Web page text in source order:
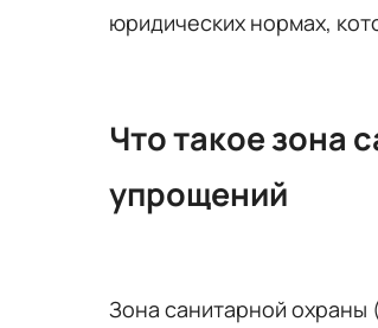
юридических нормах,
Что такое зона
упрощений
Зона санитарной охраны